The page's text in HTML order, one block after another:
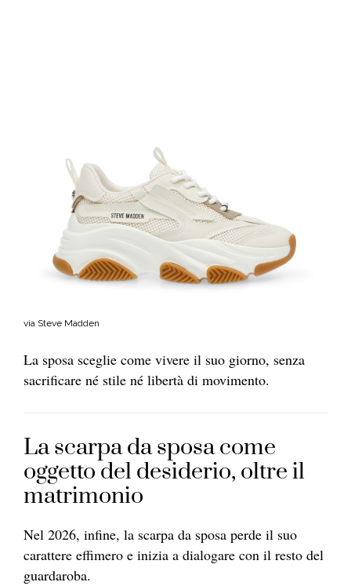
via Steve Madden
La sposa sceglie come vivere il suo giorno, senza
sacrificare né stile né libertà di movimento.
La scarpa da sposa come
oggetto del desiderio, oltre il
matrimonio
Nel 2026, infine, la scarpa da sposa perde il suo
carattere effimero e inizia a dialogare con il resto del
guardaroba.